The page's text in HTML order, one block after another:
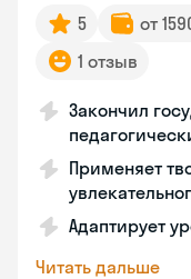
5 от
1 отзыв
Закончил
Применяет
Адаптирует
Читать дальше